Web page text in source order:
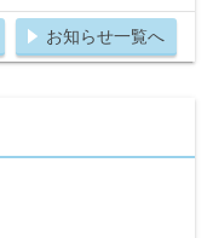
お知らせ一覧へ